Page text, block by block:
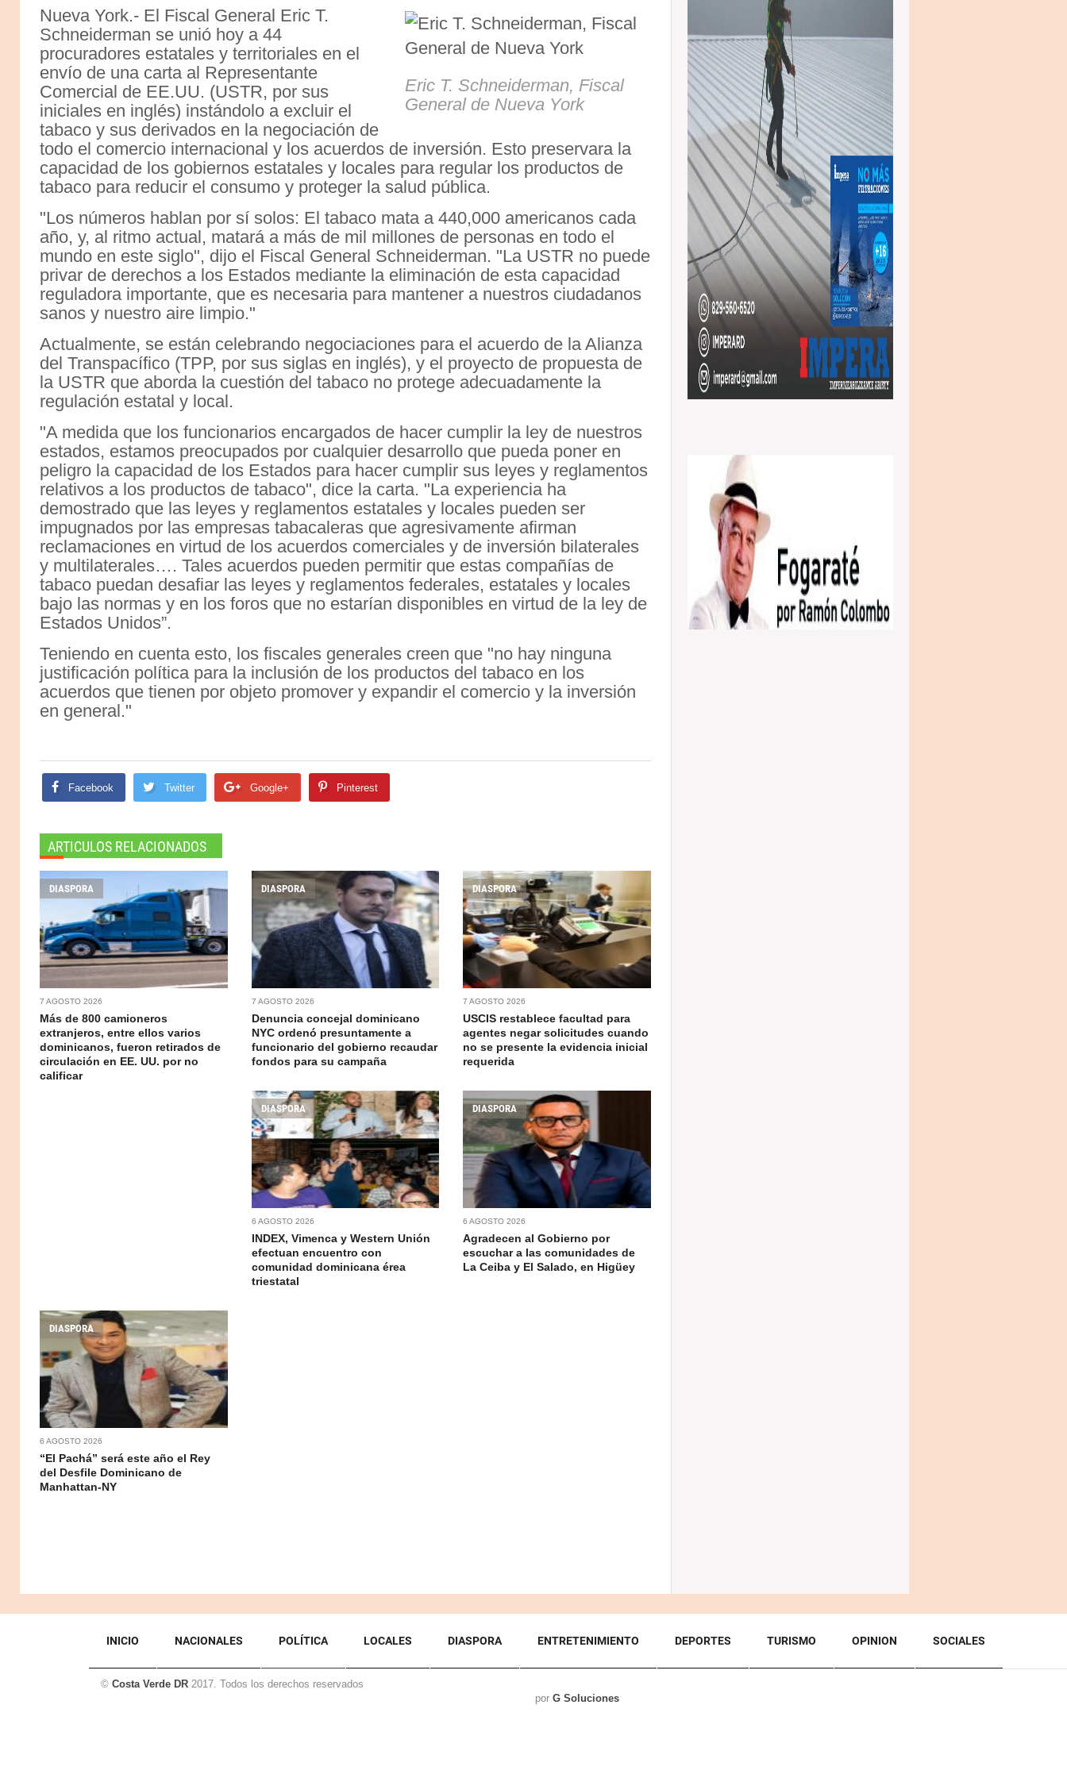
Eric T. Schneiderman, Fiscal
General de Nueva York
Nueva York.- El Fiscal General Eric T.
Schneiderman se unió hoy a 44
procuradores estatales y territoriales en el
envío de una carta al Representante
Comercial de EE.UU. (USTR, por sus
iniciales en inglés) instándolo a excluir el
tabaco y sus derivados en la negociación de
todo el comercio internacional y los acuerdos de inversión. Esto preservara la
capacidad de los gobiernos estatales y locales para regular los productos de
tabaco para reducir el consumo y proteger la salud pública.
"Los números hablan por sí solos: El tabaco mata a 440,000 americanos cada
año, y, al ritmo actual, matará a más de mil millones de personas en todo el
mundo en este siglo", dijo el Fiscal General Schneiderman. "La USTR no puede
privar de derechos a los Estados mediante la eliminación de esta capacidad
reguladora importante, que es necesaria para mantener a nuestros ciudadanos
sanos y nuestro aire limpio."
Actualmente, se están celebrando negociaciones para el acuerdo de la Alianza
del Transpacífico (TPP, por sus siglas en inglés), y el proyecto de propuesta de
la USTR que aborda la cuestión del tabaco no protege adecuadamente la
regulación estatal y local.
"A medida que los funcionarios encargados de hacer cumplir la ley de nuestros
estados, estamos preocupados por cualquier desarrollo que pueda poner en
peligro la capacidad de los Estados para hacer cumplir sus leyes y reglamentos
relativos a los productos de tabaco", dice la carta. "La experiencia ha
demostrado que las leyes y reglamentos estatales y locales pueden ser
impugnados por las empresas tabacaleras que agresivamente afirman
reclamaciones en virtud de los acuerdos comerciales y de inversión bilaterales
y multilaterales…. Tales acuerdos pueden permitir que estas compañías de
tabaco puedan desafiar las leyes y reglamentos federales, estatales y locales
bajo las normas y en los foros que no estarían disponibles en virtud de la ley de
Estados Unidos”.
Teniendo en cuenta esto, los fiscales generales creen que "no hay ninguna
justificación política para la inclusión de los productos del tabaco en los
acuerdos que tienen por objeto promover y expandir el comercio y la inversión
en general."
Facebook Twitter Google+ Pinterest
ARTICULOS RELACIONADOS
DIASPORA
7 AGOSTO 2026
Más de 800 camioneros
extranjeros, entre ellos varios
dominicanos, fueron retirados de
circulación en EE. UU. por no
calificar
DIASPORA
7 AGOSTO 2026
Denuncia concejal dominicano
NYC ordenó presuntamente a
funcionario del gobierno recaudar
fondos para su campaña
DIASPORA
7 AGOSTO 2026
USCIS restablece facultad para
agentes negar solicitudes cuando
no se presente la evidencia inicial
requerida
DIASPORA
6 AGOSTO 2026
INDEX, Vimenca y Western Unión
efectuan encuentro con
comunidad dominicana érea
triestatal
DIASPORA
6 AGOSTO 2026
Agradecen al Gobierno por
escuchar a las comunidades de
La Ceiba y El Salado, en Higüey
DIASPORA
6 AGOSTO 2026
“El Pachá” será este año el Rey
del Desfile Dominicano de
Manhattan-NY
INICIO NACIONALES POLÍTICA LOCALES DIASPORA ENTRETENIMIENTO DEPORTES TURISMO OPINION SOCIALES
© Costa Verde DR 2017. Todos los derechos reservados
por G Soluciones